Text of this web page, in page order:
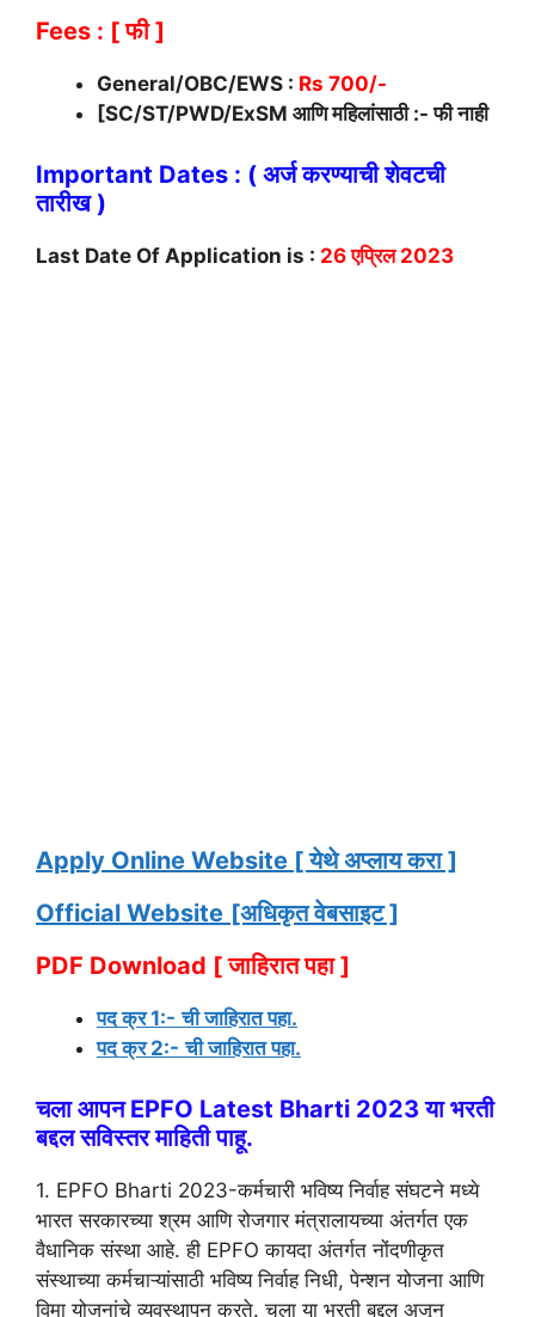
Fees : [ फी ]
General/OBC/EWS : Rs 700/-
[SC/ST/PWD/ExSM आणि महिलांसाठी :- फी नाही
Important Dates : ( अर्ज करण्याची शेवटची
तारीख )
Last Date Of Application is : 26 एप्रिल 2023
Apply Online Website [ येथे अप्लाय करा ]
Official Website [अधिकृत वेबसाइट ]
PDF Download [ जाहिरात पहा ]
पद क्र 1:- ची जाहिरात पहा.
पद क्र 2:- ची जाहिरात पहा.
चला आपनEPFO Latest Bharti 2023 या भरती
बद्दल सविस्तर माहिती पाहू.
1. EPFO Bharti 2023-कर्मचारी भविष्य निर्वाह संघटने मध्ये
भारत सरकारच्या श्रम आणि रोजगार मंत्रालायच्या अंतर्गत एक
वैधानिक संस्था आहे. ही EPFO कायदा अंतर्गत नोंदणीकृत
संस्थाच्या कर्मचाऱ्यांसाठी भविष्य निर्वाह निधी, पेन्शन योजना आणि
विमा योजनांचे व्यवस्थापन करते. चला या भरती बद्दल अजून